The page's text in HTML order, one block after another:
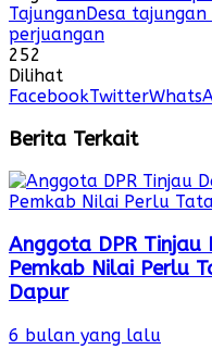
TajunganDesa
perjuangan
252
Dilihat
FacebookTwitter
Berita Terkait
Anggota DPR Tinjau
Pemkab Nilai Perlu
Dapur
6 bulan yang lalu